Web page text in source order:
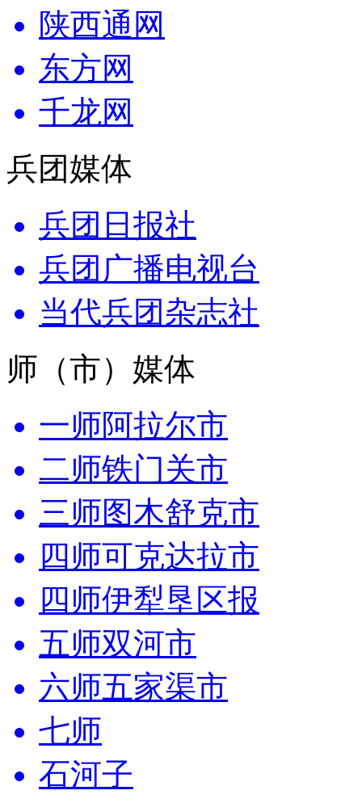
陕西通网
东方网
千龙网
兵团媒体
兵团日报社
兵团广播电视台
当代兵团杂志社
师（市）媒体
一师阿拉尔市
二师铁门关市
三师图木舒克市
四师可克达拉市
四师伊犁垦区报
五师双河市
六师五家渠市
七师
石河子